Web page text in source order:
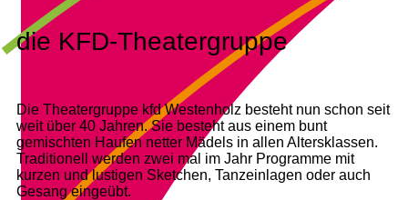
die KFD-Theatergruppe
Die Theatergruppe kfd Westenholz besteht nun schon seit
weit über 40 Jahren. Sie besteht aus einem bunt
gemischten Haufen netter Mädels in allen Altersklassen.
Traditionell werden zwei mal im Jahr Programme mit
kurzen und lustigen Sketchen, Tanzeinlagen oder auch
Gesang eingeübt.